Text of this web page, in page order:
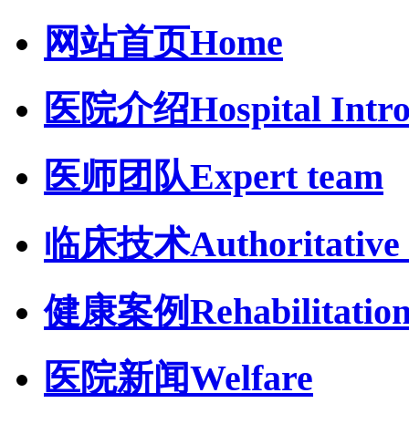
网站首页Home
医院介绍Hospital
医师团队Expert team
临床技术Authoritative
健康案例
医院新闻Welfare